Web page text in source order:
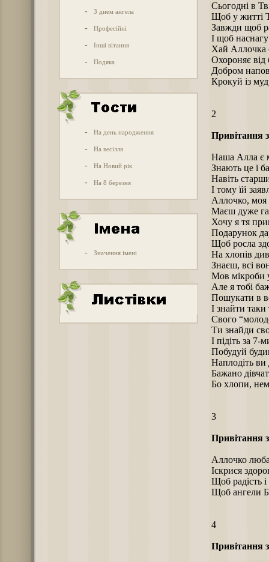
- З днем ангела
- Професійні
- Інші вітання
- Подяка
- На день народження
- На весілля
- На Новий рік
- На 8 березня
- Значення імені
Сьогодні в
Щоб у житті
Завжди щоб
І щоб
Хай Аллочка
Охороняє від
Добром
Крокуй із
2
Привітання
Наша Алла є
Знають це і
Навіть
І тому їй
Аллочко, моя
Маєш дуже
Хочу я тя
Подарунок
Щоб росла
На хлопів
Знаєш, всі
Мов мікроби
Але я тобі
Пошукати в
І знайти таки
Свого
Ти знайди
І підіть за 7-
Побудуй
Наплодіть ви
Бажано
Бо хлопи,
3
Привітання
Аллочко
Іскрися
Щоб радість
Щоб ангели
4
Привітання